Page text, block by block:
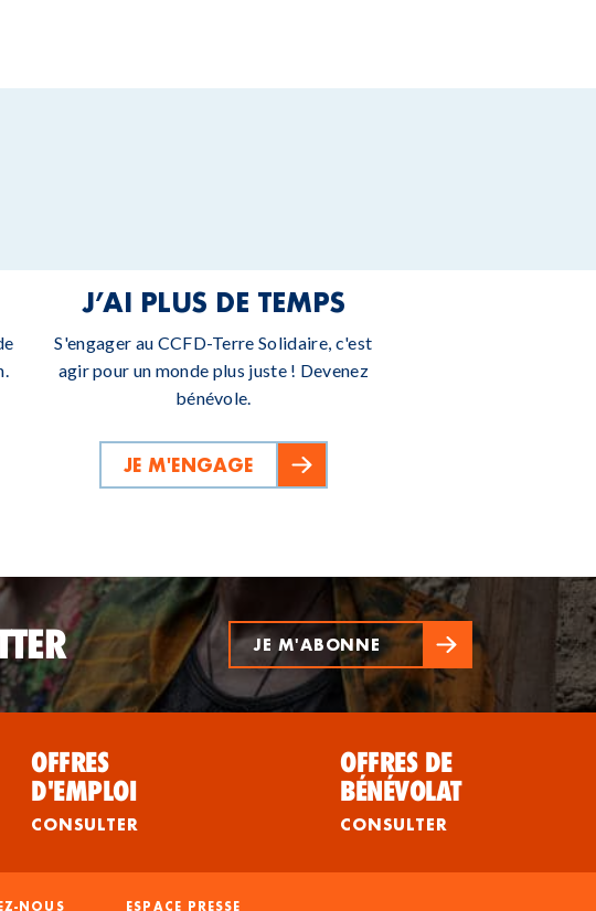
J’AI PLUS DE TEMPS
S'engager au CCFD-Terre Solidaire, c'est
agir pour un monde plus juste ! Devenez
bénévole.
JE M'ENGAGE
JE M'ABONNE
OFFRES
D'EMPLOI
CONSULTER
OFFRES DE
BÉNÉVOLAT
CONSULTER
NOUS ESPACE PRESSE